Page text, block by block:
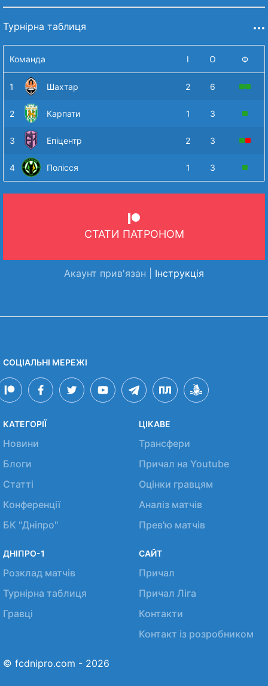
Турнірна таблиця
Команда І О Ф
1 Шахтар 2 6
2 Карпати 1 3
3 Епіцентр 2 3
4 Полісся 1 3
СТАТИ ПАТРОНОМ
Акаунт прив'язан | Інструкція
СОЦІАЛЬНІ МЕРЕЖІ
КАТЕГОРІЇ
Новини
Блоги
Статті
Конференції
БК "Дніпро"
ЦІКАВЕ
Трансфери
Причал на Youtube
Оцінки гравцям
Аналіз матчів
Прев'ю матчів
ДНІПРО-1
Розклад матчів
Турнірна таблиця
Гравці
САЙТ
Причал
Причал Ліга
Контакти
Контакт із розробником
© fcdnipro.com - 2026